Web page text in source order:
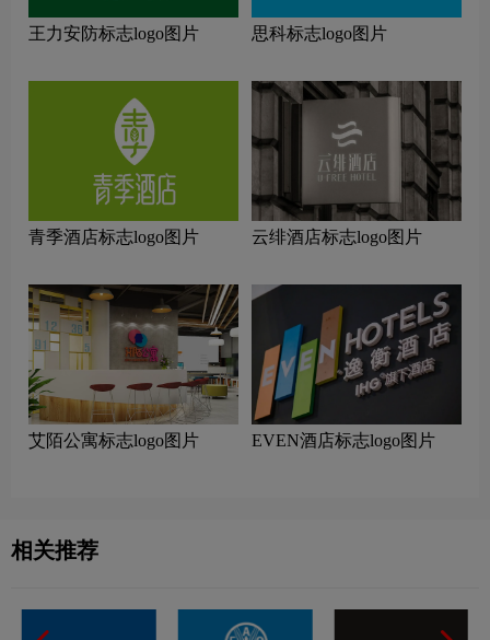
王力安防标志logo图片 思科标志logo图片
青季酒店标志logo图片 云绯酒店标志logo图片
艾陌公寓标志logo图片 EVEN酒店标志logo图片
相关推荐